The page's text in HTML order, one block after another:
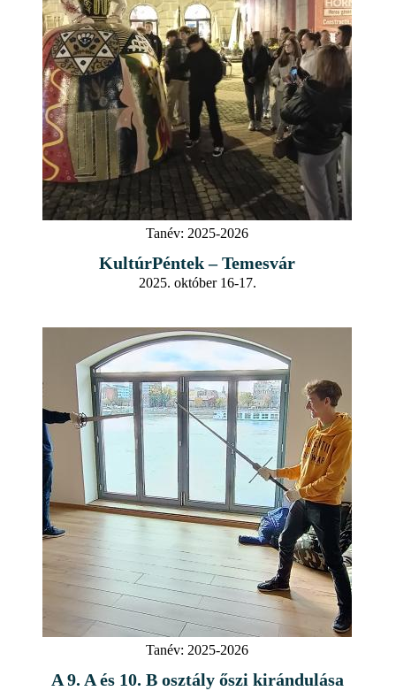
Tanév: 2025-2026
KultúrPéntek – Temesvár
2025. október 16-17.
Tanév: 2025-2026
A 9. A és 10. B osztály őszi kirándulása